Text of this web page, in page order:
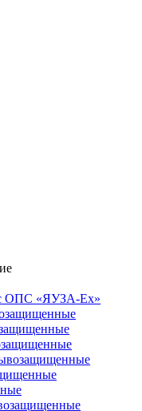
ОПС «ЯУЗА-Ех»